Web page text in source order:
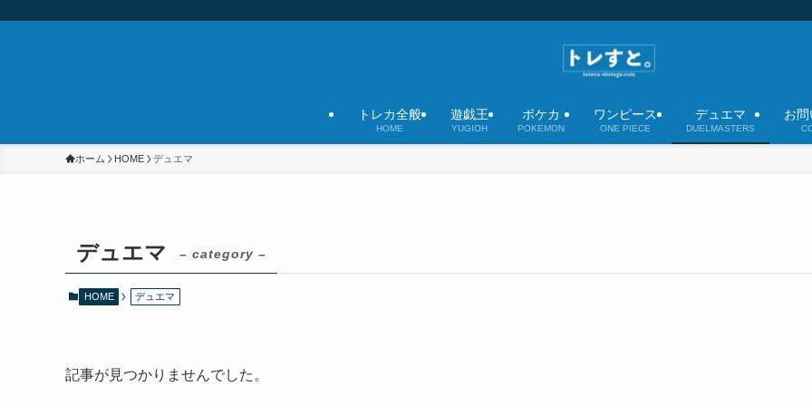
トレカ全般
HOME
遊戯王
YUGIOH
ポケカ
POKEMON
ワンピース
ONE PIECE
デュエマ
DUELMASTERS
お
ホーム HOME デュエマ
デュエマ – category –
HOME デュエマ
記事が見つかりませんでした。